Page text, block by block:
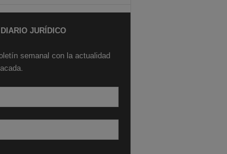
JURÍDICO
semanal con la actualidad